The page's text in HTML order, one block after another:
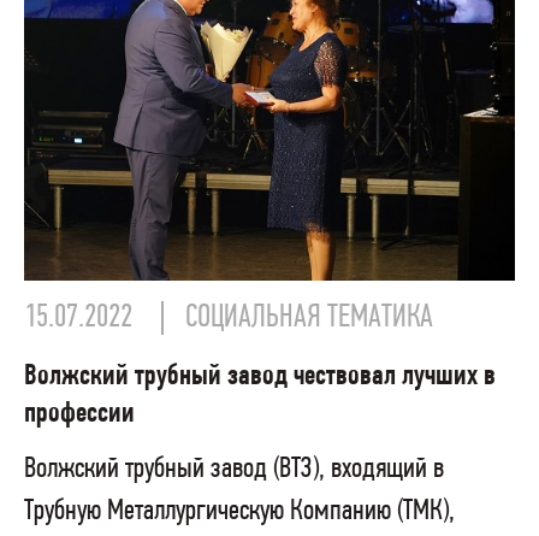
15.07.2022 СОЦИАЛЬНАЯ ТЕМАТИКА
Волжский трубный завод чествовал лучших в
профессии
Волжский трубный завод (ВТЗ), входящий в
Трубную Металлургическую Компанию (ТМК),